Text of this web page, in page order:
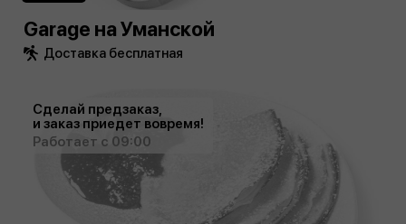
Garage на Уманской
Доставка бесплатная
Сделай предзаказ,
и заказ приедет вовремя!
Работает с 09:00